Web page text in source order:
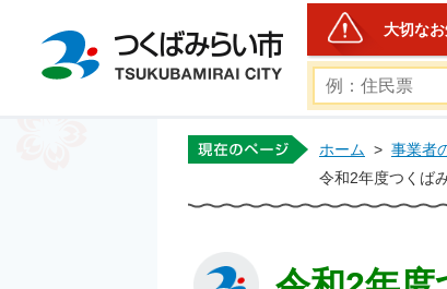
つくばみらい市公式
大切な
ホーム > 事業者
令和2年度つくば